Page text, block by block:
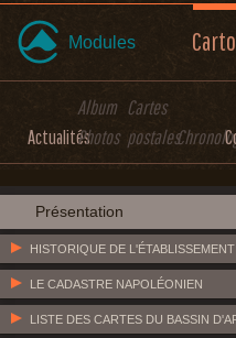
Modules
Actualités
Album
Photos
Cartes
postales
Présentation
HISTORIQUE DE
LE CADASTRE NAPOLÉONIEN
LISTE DES CARTES DU BASSIN